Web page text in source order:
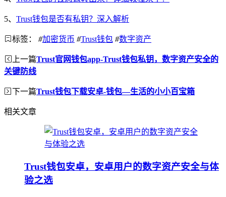
5、 Trust钱包是否有私钥？深入解析
标签： #加密货币 #Trust钱包 #数字资产
上一篇Trust官网钱包app-Trust钱包私钥，数字资产安全的
关键防线
下一篇Trust钱包下载安卓-钱包—生活的小小百宝箱
相关文章
Trust钱包安卓，安卓用户的数字资产安全与体
验之选